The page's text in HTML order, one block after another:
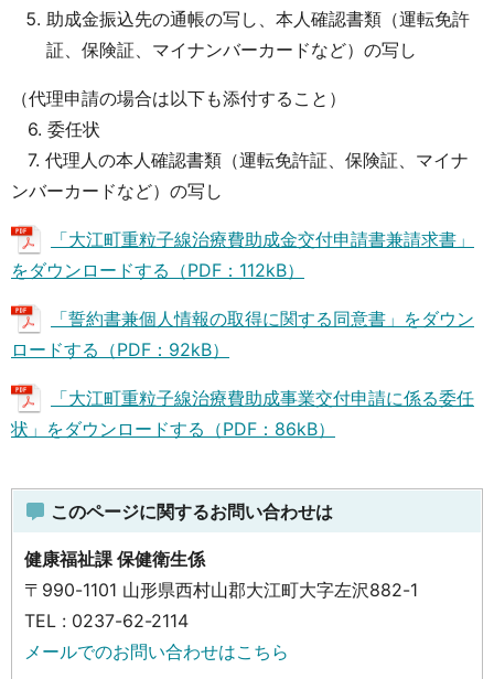
助成金振込先の通帳の写し、本人確認書類（運転免許
証、保険証、マイナンバーカードなど）の写し
（代理申請の場合は以下も添付すること）
6. 委任状
7. 代理人の本人確認書類（運転免許証、保険証、マイナ
ンバーカードなど）の写し
「大江町重粒子線治療費助成金交付申請書兼請求書」
をダウンロードする（PDF：112kB）
「誓約書兼個人情報の取得に関する同意書」をダウン
ロードする（PDF：92kB）
「大江町重粒子線治療費助成事業交付申請に係る委任
状」をダウンロードする（PDF：86kB）
このページに関するお問い合わせは
健康福祉課 保健衛生係
〒990-1101 山形県西村山郡大江町大字左沢882-1
TEL : 0237-62-2114
メールでのお問い合わせはこちら